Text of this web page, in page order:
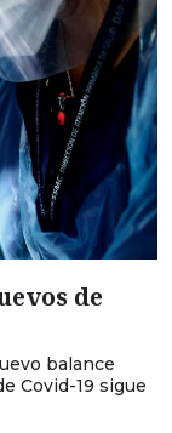
de
balance
Covid-19 sigue